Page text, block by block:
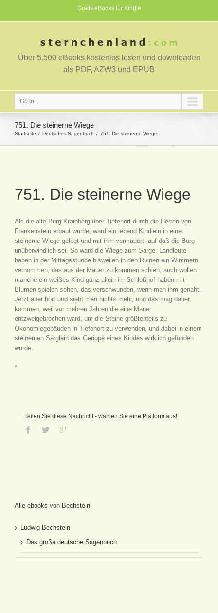
Gratis eBooks für Kindle
Über 5.500 eBooks kostenlos lesen und downloaden
als PDF, AZW3 und EPUB
Go to...
751. Die steinerne Wiege
Startseite Deutsches Sagenbuch 751. Die steinerne Wiege
751. Die steinerne Wiege
Als die alte Burg Krainberg über Tiefenort durch die Herren von
Frankenstein erbaut wurde, ward ein lebend Kindlein in eine
steinerne Wiege gelegt und mit ihm vermauert, auf daß die Burg
unüberwindlich sei. So ward die Wiege zum Sarge. Landleute
haben in der Mittagsstunde bisweilen in den Ruinen ein Wimmern
vernommen, das aus der Mauer zu kommen schien, auch wollen
manche ein weißes Kind ganz allein im Schloßhof haben mit
Blumen spielen sehen, das verschwunden, wenn man ihm genaht.
Jetzt aber hört und sieht man nichts mehr, und das mag daher
kommen, weil vor mehren Jahren die eine Mauer
entzweigebrochen ward, um die Steine größtenteils zu
Ökonomiegebäuden in Tiefenort zu verwenden, und dabei in einem
steinernen Särglein das Gerippe eines Kindes wirklich gefunden
wurde.
*
Teilen Sie diese Nachricht - wählen Sie eine Platform aus!
Alle ebooks von Bechstein
Ludwig Bechstein
Das große deutsche Sagenbuch